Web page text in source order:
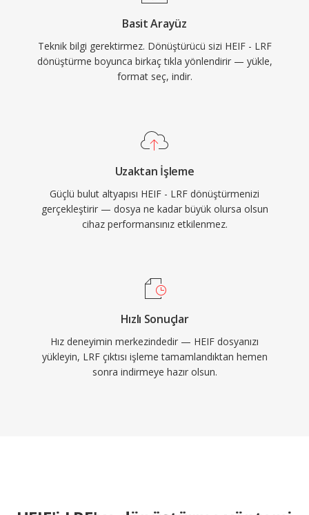
Basit Arayüz
Teknik bilgi gerektirmez. Dönüştürücü sizi HEIF - LRF
dönüştürme boyunca birkaç tıkla yönlendirir — yükle,
format seç, indir.
Uzaktan İşleme
Güçlü bulut altyapısı HEIF - LRF dönüştürmenizi
gerçekleştirir — dosya ne kadar büyük olursa olsun
cihaz performansınız etkilenmez.
Hızlı Sonuçlar
Hız deneyimin merkezindedir — HEIF dosyanızı
yükleyin, LRF çıktısı işleme tamamlandıktan hemen
sonra indirmeye hazır olsun.